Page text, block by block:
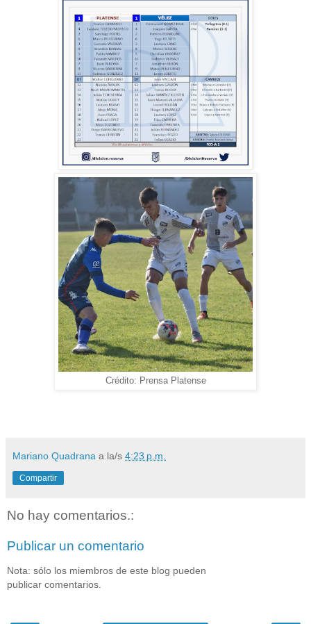
Crédito: Prensa Platense
Mariano Quadrana a la/s 4:23 p.m.
Compartir
No hay comentarios.:
Publicar un comentario
Nota: sólo los miembros de este blog pueden
publicar comentarios.